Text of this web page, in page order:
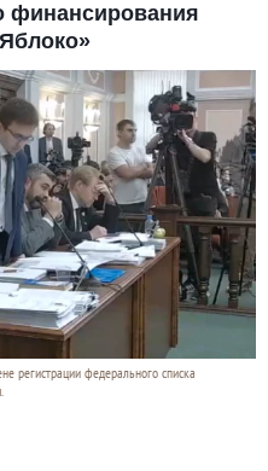
финансирования
регистрации федерального списка